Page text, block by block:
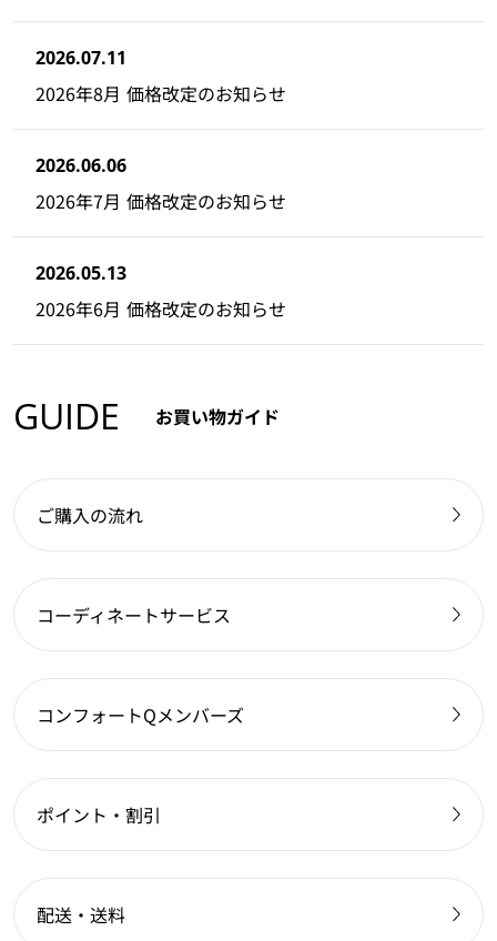
2026.07.11
2026年8月 価格改定のお知らせ
2026.06.06
2026年7月 価格改定のお知らせ
2026.05.13
2026年6月 価格改定のお知らせ
GUIDE お買い物ガイド
ご購入の流れ
コーディネートサービス
コンフォートQメンバーズ
ポイント・割引
配送・送料